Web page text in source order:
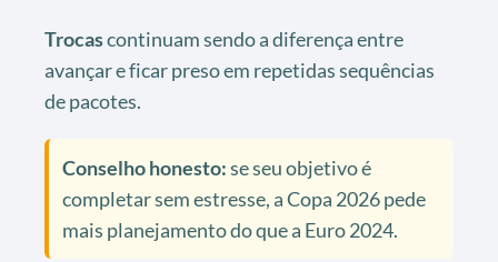
Trocascontinuam sendo a diferença entre
avançar e ficar preso em repetidas sequências
de pacotes.
Conselho honesto:se seu objetivo é
completar sem estresse, a Copa 2026 pede
mais planejamento do que a Euro 2024.